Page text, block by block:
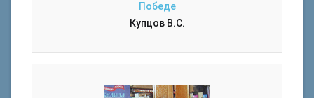
Победе
Купцов В.С.